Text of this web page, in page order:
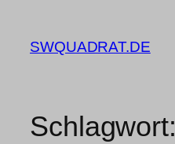
springen
SWQUADRAT.DE
Schlagwort: